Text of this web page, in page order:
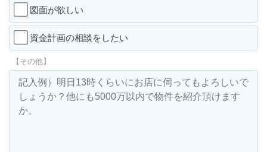
図面が欲しい
資金計画の相談をしたい
【その他】